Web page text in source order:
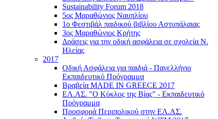
Sustainability Forum 2018
5ος Μαραθώνιος Ναυπλίου
1ο Φεστιβάλ παιδικού βιβλίου Αστυπάλαιας
3ος Μαραθώνιος Κρήτης
Δράσεις για την οδική ασφάλεια σε σχολεία Ν.
Ηλείας
2017
Οδική Ασφάλεια για παιδιά - Πανελλήνιο
Εκπαιδευτικό Πρόγραμμα
Βραβεία MADE IN GREECE 2017
ΕΛ.ΑΣ. "Ο Κύκλος της Βίας" - Εκπαιδευτικό
Πρόγραμμα
Προσφορά Περιπολικού στην ΕΛ.ΑΣ.